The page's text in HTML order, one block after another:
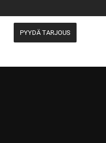
PYYDÄ TARJOUS